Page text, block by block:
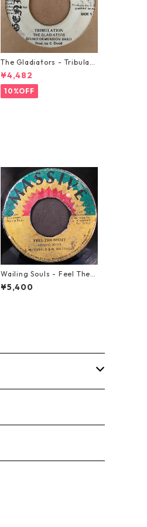
The Gladiators - Tribulati
on【7-21365】
¥4,482
10%OFF
Wailing Souls - Feel The S
pirit【7-21955】
¥5,400